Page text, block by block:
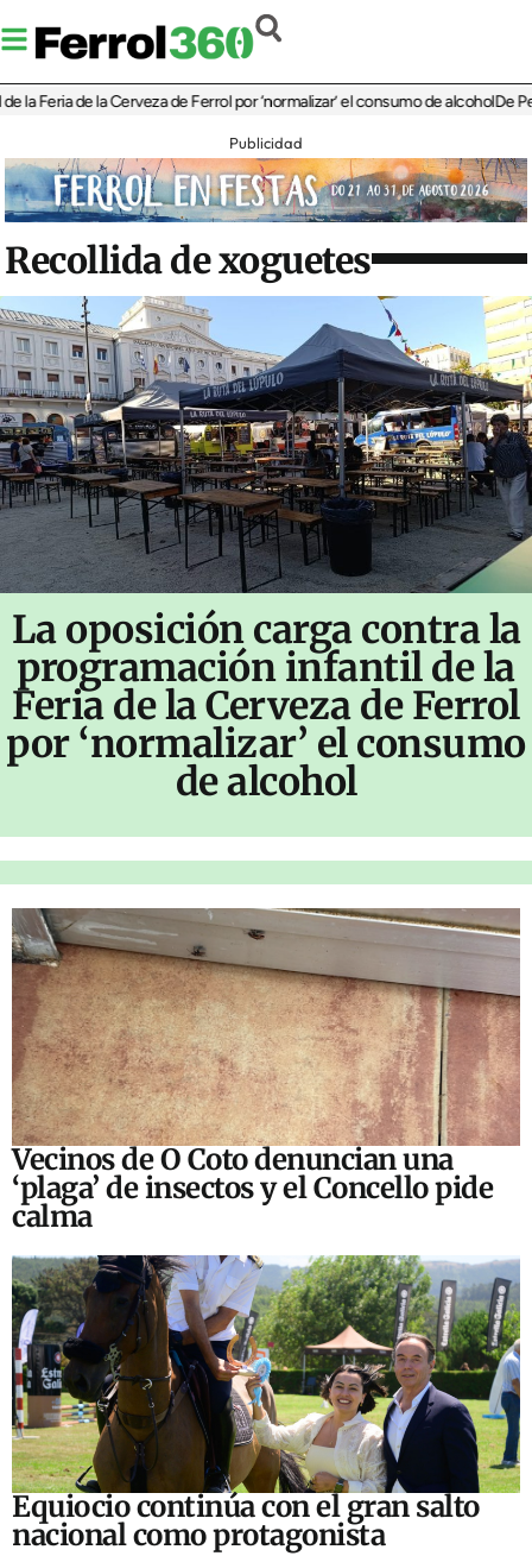
de la Cerveza de Ferrol por ‘normalizar’ el consumo de alcoholDe Perlío a
Publicidad
Recollida de xoguetes
La oposición carga contra la
programación infantil de la
Feria de la Cerveza de Ferrol
por ‘normalizar’ el consumo
de alcohol
Vecinos de O Coto denuncian una
‘plaga’ de insectos y el Concello pide
calma
Equiocio continúa con el gran salto
nacional como protagonista